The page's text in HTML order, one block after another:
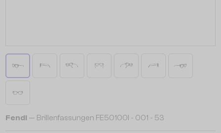
Fendi — Brillenfassungen FE50100I - 001 - 53